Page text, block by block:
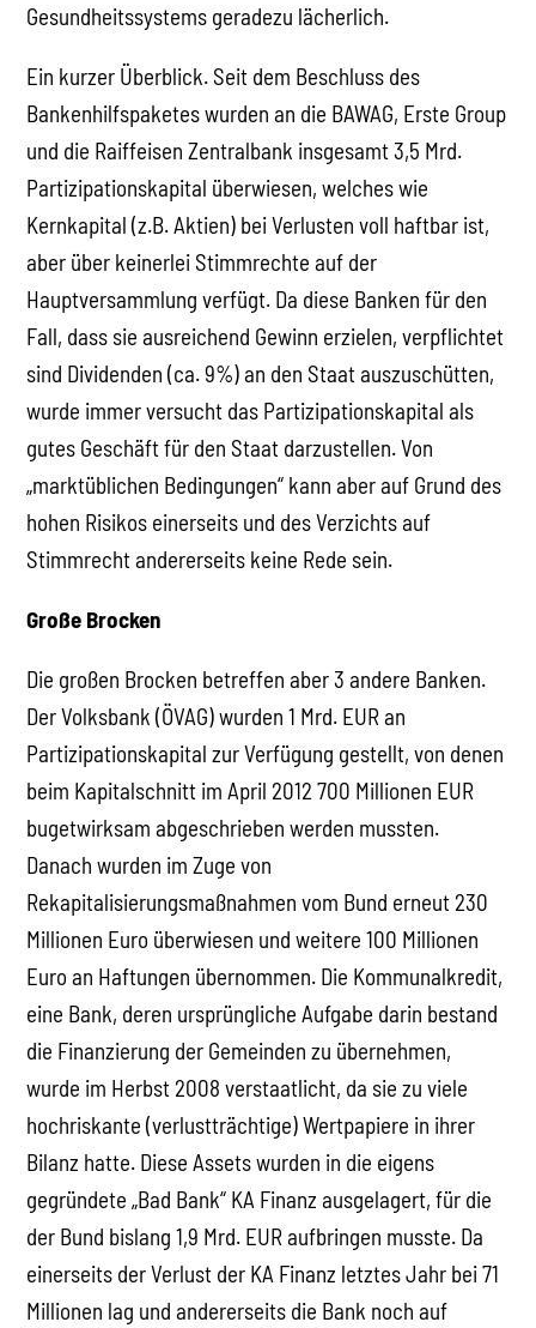
Gesundheitssystems geradezu lächerlich.
Ein kurzer Überblick. Seit dem Beschluss des
Bankenhilfspaketes wurden an die BAWAG, Erste Group
und die Raiffeisen Zentralbank insgesamt 3,5 Mrd.
Partizipationskapital überwiesen, welches wie
Kernkapital (z.B. Aktien) bei Verlusten voll haftbar ist,
aber über keinerlei Stimmrechte auf der
Hauptversammlung verfügt. Da diese Banken für den
Fall, dass sie ausreichend Gewinn erzielen, verpflichtet
sind Dividenden (ca. 9%) an den Staat auszuschütten,
wurde immer versucht das Partizipationskapital als
gutes Geschäft für den Staat darzustellen. Von
„marktüblichen Bedingungen“ kann aber auf Grund des
hohen Risikos einerseits und des Verzichts auf
Stimmrecht andererseits keine Rede sein.
Große Brocken
Die großen Brocken betreffen aber 3 andere Banken.
Der Volksbank (ÖVAG) wurden 1 Mrd. EUR an
Partizipationskapital zur Verfügung gestellt, von denen
beim Kapitalschnitt im April 2012 700 Millionen EUR
bugetwirksam abgeschrieben werden mussten.
Danach wurden im Zuge von
Rekapitalisierungsmaßnahmen vom Bund erneut 230
Millionen Euro überwiesen und weitere 100 Millionen
Euro an Haftungen übernommen. Die Kommunalkredit,
eine Bank, deren ursprüngliche Aufgabe darin bestand
die Finanzierung der Gemeinden zu übernehmen,
wurde im Herbst 2008 verstaatlicht, da sie zu viele
hochriskante (verlustträchtige) Wertpapiere in ihrer
Bilanz hatte. Diese Assets wurden in die eigens
gegründete „Bad Bank“ KA Finanz ausgelagert, für die
der Bund bislang 1,9 Mrd. EUR aufbringen musste. Da
einerseits der Verlust der KA Finanz letztes Jahr bei 71
Millionen lag und andererseits die Bank noch auf